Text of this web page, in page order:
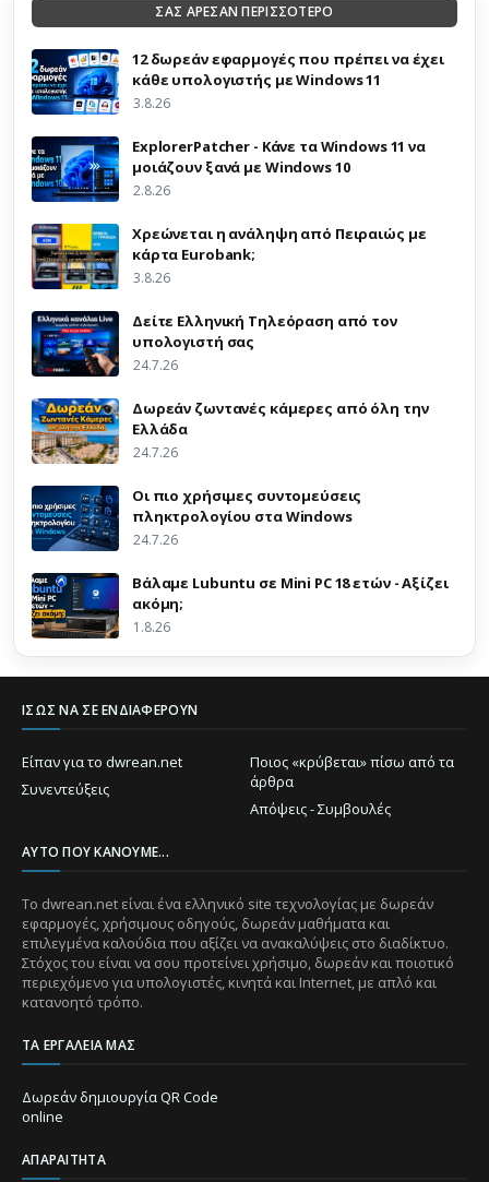
ΣΑΣ ΑΡΕΣΑΝ ΠΕΡΙΣΣΟΤΕΡΟ
12 δωρεάν εφαρμογές που πρέπει να έχει
κάθε υπολογιστής με Windows 11
3.8.26
ExplorerPatcher - Κάνε τα Windows 11 να
μοιάζουν ξανά με Windows 10
2.8.26
Χρεώνεται η ανάληψη από Πειραιώς με
κάρτα Eurobank;
3.8.26
Δείτε Ελληνική Τηλεόραση από τον
υπολογιστή σας
24.7.26
Δωρεάν ζωντανές κάμερες από όλη την
Ελλάδα
24.7.26
Οι πιο χρήσιμες συντομεύσεις
πληκτρολογίου στα Windows
24.7.26
Βάλαμε Lubuntu σε Mini PC 18 ετών - Αξίζει
ακόμη;
1.8.26
ΊΣΩΣ ΝΑ ΣΕ ΕΝΔΙΑΦΈΡΟΥΝ
Είπαν για το dwrean.net
Ποιος «κρύβεται» πίσω από τα
άρθρα
Συνεντεύξεις
Απόψεις - Συμβουλές
ΑΥΤΌ ΠΟΥ ΚΆΝΟΥΜΕ...
Το dwrean.net είναι ένα ελληνικό site τεχνολογίας με δωρεάν
εφαρμογές, χρήσιμους οδηγούς, δωρεάν μαθήματα και
επιλεγμένα καλούδια που αξίζει να ανακαλύψεις στο διαδίκτυο.
Στόχος του είναι να σου προτείνει χρήσιμο, δωρεάν και ποιοτικό
περιεχόμενο για υπολογιστές, κινητά και Internet, με απλό και
κατανοητό τρόπο.
ΤΑ ΕΡΓΑΛΕΊΑ ΜΑΣ
Δωρεάν δημιουργία QR Code
online
ΑΠΑΡΑΊΤΗΤΑ